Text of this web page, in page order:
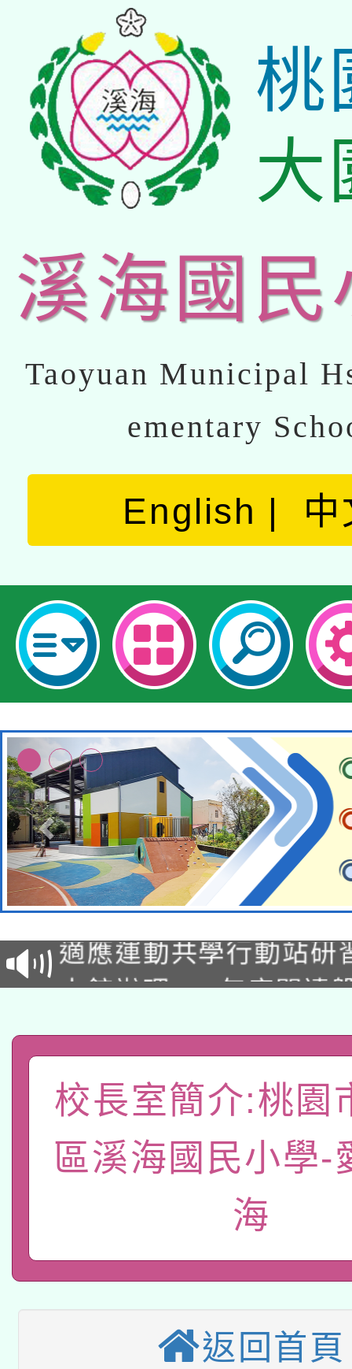
桃
大
溪海國民
Taoyuan Municipal
ementary
English 中
本校115學年度第2次
招甄選結果公告(無人
招)
適應運動共學行動站研
本館辦理115年度閱讀
礎課程
A3數位素養講師名單
「數位內容與教學軟體
pilot」
有關大陸委員會函釋公
薪期間赴陸應申請許可
轉知經濟部水利署委託
業技術研究院辦理「
用水績優單位及節水達
動」
115年8月22日(星期六
桃園市孔廟祈福系列
開 智慧啟航」
2026年桃園地景藝術
招甄選結果公告(無人
適應運動共學行動站研
校長室簡介:桃園
區溪海國民小學-
海
返回首頁